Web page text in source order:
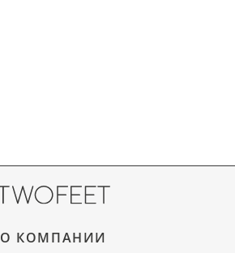
О КОМПАНИИ